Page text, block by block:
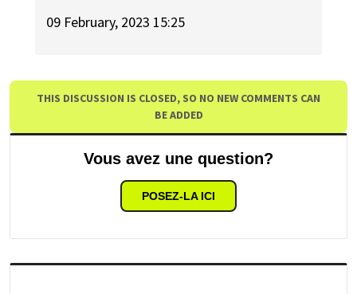
09 February, 2023 15:25
THIS DISCUSSION IS CLOSED, SO NO NEW COMMENTS CAN
BE ADDED
Vous avez une question?
POSEZ-LA ICI